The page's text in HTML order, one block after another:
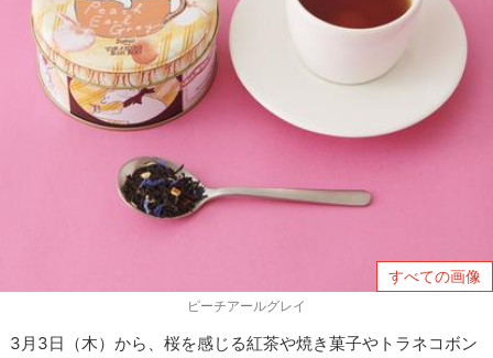
すべての画像
ピーチアールグレイ
3月3日（木）から、桜を感じる紅茶や焼き菓子やトラネコボン